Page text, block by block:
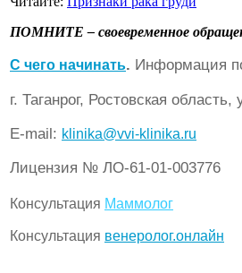
ПОМНИТЕ – своевременное
C чего начинать. Информация
г. Таганрог, Ростовская
Е-mail: klinika@vvi-klinika.ru
Лицензия № ЛО-61-01-003776
Консультация Маммолог
Консультация венеролог.онлайн